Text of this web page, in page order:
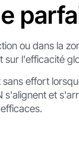
ou dans la
sur l'efficacité
effort
s'alignent et